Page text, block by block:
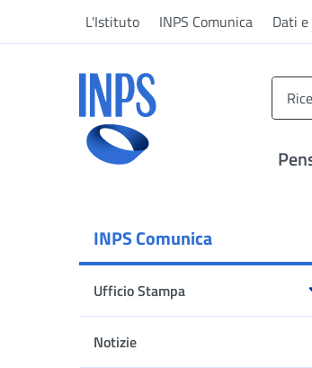
L'Istituto INPS Comunica Dati
INPS Comunica
Ufficio Stampa
Apri sottomenu
Notizie